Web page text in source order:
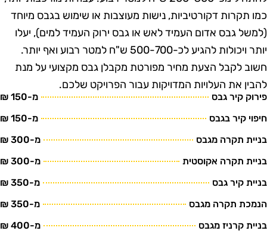
תקרות דקורטיביות, נישות מעוצבות או שימוש בגבס מיוחד
גבס אדום העמיד לאש או גבס ירוק העמיד למים), יעלו
יותר ויכולות להגיע לכ-500-700 ש"ח למטר רבוע ואף יותר.
לקבל הצעת מחיר מפורטת מקבלן גבס מקצועי על מנת
את העלויות המדויקות עבור הפרויקט שלכם.
קיר גבס
מ-150 ₪
קיר בגבס
מ-150 ₪
תקרה מגבס
מ-300 ₪
תקרה אקוסטית
מ-300 ₪
קיר גבס
מ-350 ₪
תקרה מגבס
מ-350 ₪
קרניז מגבס
מ-400 ₪